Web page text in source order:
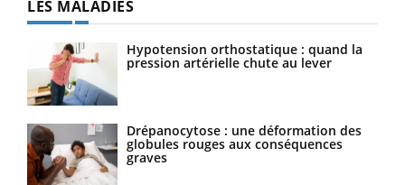
LES MALADIES
Hypotension orthostatique : quand la
pression artérielle chute au lever
Drépanocytose : une déformation des
globules rouges aux conséquences
graves